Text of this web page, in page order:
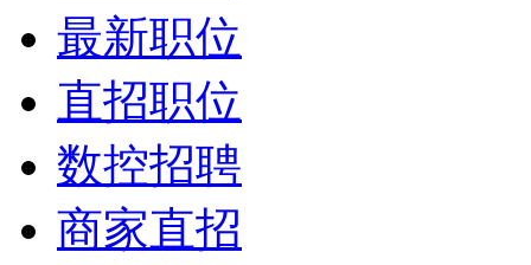
最新职位
直招职位
数控招聘
商家直招